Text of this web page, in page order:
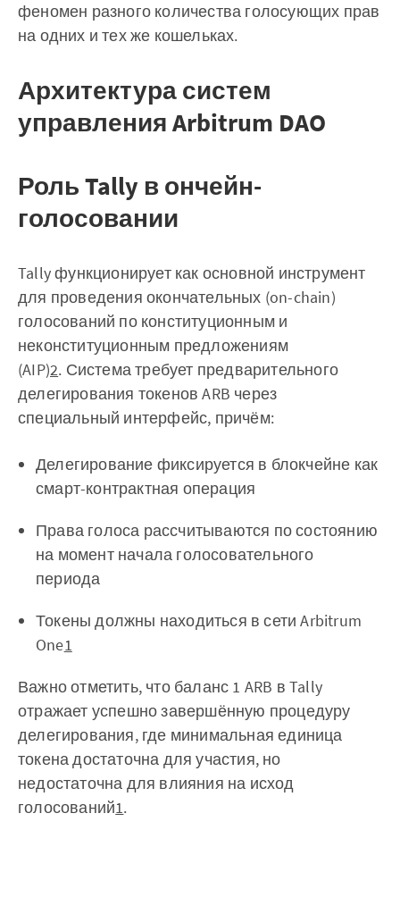
феномен разного количества голосующих прав
на одних и тех же кошельках.
Архитектура систем
управления Arbitrum DAO
Роль Tally в ончейн-
голосовании
Tally функционирует как основной инструмент
для проведения окончательных (on-chain)
голосований по конституционным и
неконституционным предложениям
(AIP)2. Система требует предварительного
делегирования токенов ARB через
специальный интерфейс, причём:
Делегирование фиксируется в блокчейне как
смарт-контрактная операция
Права голоса рассчитываются по состоянию
на момент начала голосовательного
периода
Токены должны находиться в сети Arbitrum
One1
Важно отметить, что баланс 1 ARB в Tally
отражает успешно завершённую процедуру
делегирования, где минимальная единица
токена достаточна для участия, но
недостаточна для влияния на исход
голосований1.